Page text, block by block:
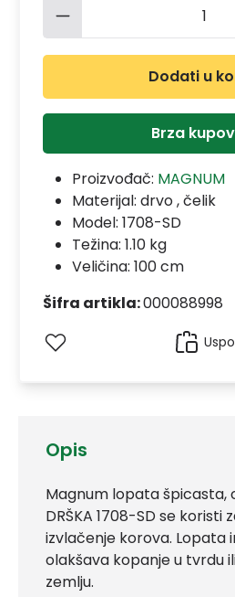
Opis
Magnum lopata špicasta,
DRŠKA 1708-SD se koristi
izvlačenje korova. Lopata
olakšava kopanje u tvrdu
zemlju.
Količina
Dodati u
Brza
Proizvođač: MAGNUM
Materijal: drvo , čelik
Model: 1708-SD
Težina: 1.10 kg
Veličina: 100 cm
Šifra artikla:000088998